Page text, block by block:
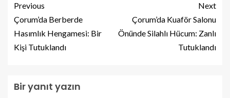
Previous
Çorum’da Berberde
Hasımlık Hengamesi: Bir
Kişi Tutuklandı
Next
Çorum’da Kuaför Salonu
Önünde Silahlı Hücum: Zanlı
Tutuklandı
Bir yanıt yazın